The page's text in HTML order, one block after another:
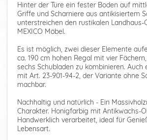
Hinter der Türe ein fester Boden auf
Griffe und Scharniere aus antikisiertem
unterstreichen den rustikalen Landhaus-
MEXICO Möbel.
Es ist möglich, zwei dieser Elemente
ca. 190 cm hohen Regal mit vier
sechs Schubladen zu kombinieren. Auch
mit Art. 23-901-94-2, der Variante ohne
machbar.
Nachhaltig und natürlich - Ein
Charakter. Honigfarbig mit Antikwachs-
Handwerklich verarbeitet, ideal für
Lebensart.